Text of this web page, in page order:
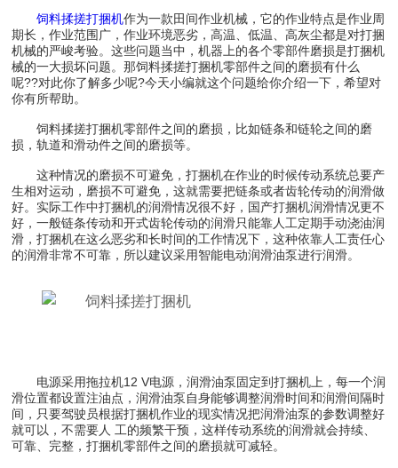
饲料揉搓打捆机作为一款田间作业机械，它的作业特点是作业周
期长，作业范围广，作业环境恶劣，高温、低温、高灰尘都是对打捆
机械的严峻考验。这些问题当中，机器上的各个零部件磨损是打捆机
械的一大损坏问题。那饲料揉搓打捆机零部件之间的磨损有什么
呢??对此你了解多少呢?今天小编就这个问题给你介绍一下，希望对
你有所帮助。
饲料揉搓打捆机零部件之间的磨损，比如链条和链轮之间的磨
损，轨道和滑动件之间的磨损等。
这种情况的磨损不可避免，打捆机在作业的时候传动系统总要产
生相对运动，磨损不可避免，这就需要把链条或者齿轮传动的润滑做
好。实际工作中打捆机的润滑情况很不好，国产打捆机润滑情况更不
好，一般链条传动和开式齿轮传动的润滑只能靠人工定期手动浇油润
滑，打捆机在这么恶劣和长时间的工作情况下，这种依靠人工责任心
的润滑非常不可靠，所以建议采用智能电动润滑油泵进行润滑。
电源采用拖拉机12 V电源，润滑油泵固定到打捆机上，每一个润
滑位置都设置注油点，润滑油泵自身能够调整润滑时间和润滑间隔时
间，只要驾驶员根据打捆机作业的现实情况把润滑油泵的参数调整好
就可以，不需要人 工的频繁干预，这样传动系统的润滑就会持续、
可靠、完整，打捆机零部件之间的磨损就可减轻。